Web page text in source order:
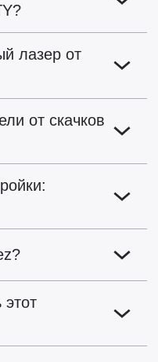
лазер от
от скачков